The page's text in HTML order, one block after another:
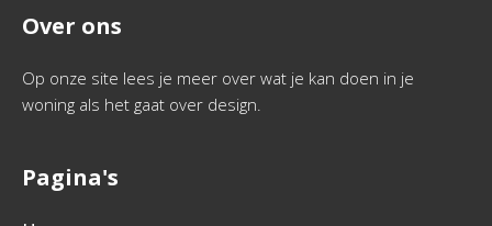
Over ons
Op onze site lees je meer over wat je kan doen in je
woning als het gaat over design.
Pagina's